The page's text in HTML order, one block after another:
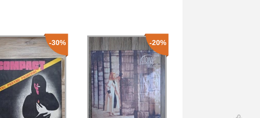
-30% -20%